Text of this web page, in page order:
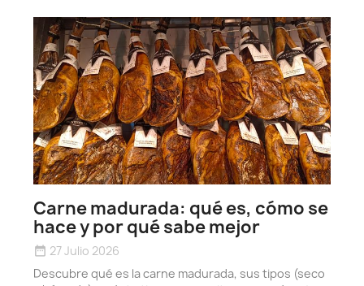
Carne madurada: qué es, cómo se
hace y por qué sabe mejor
date_range 27 Julio 2026
Descubre qué es la carne madurada, sus tipos (seco